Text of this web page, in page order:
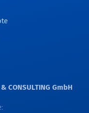
CONSULTING GmbH